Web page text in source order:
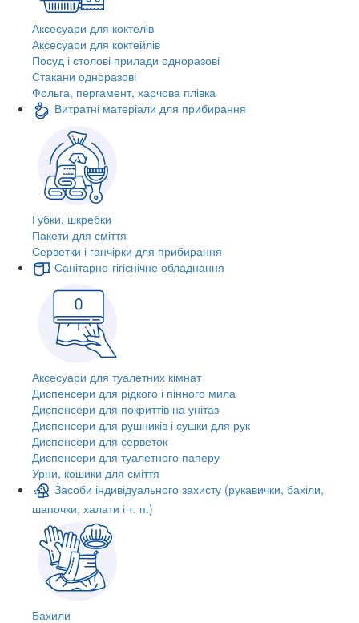
Аксесуари для коктелів
Аксесуари для коктейлів
Посуд і столові прилади одноразові
Стакани одноразові
Фольга, пергамент, харчова плівка
Витратні матеріали для прибирання
Губки, шкребки
Пакети для сміття
Серветки і ганчірки для прибирання
Санітарно-гігієнічне обладнання
Аксесуари для туалетних кімнат
Диспенсери для рідкого і пінного мила
Диспенсери для покриттів на унітаз
Диспенсери для рушників і сушки для рук
Диспенсери для серветок
Диспенсери для туалетного паперу
Урни, кошики для сміття
Засоби індивідуального захисту (рукавички, бахіли,
шапочки, халати і т. п.)
Бахили